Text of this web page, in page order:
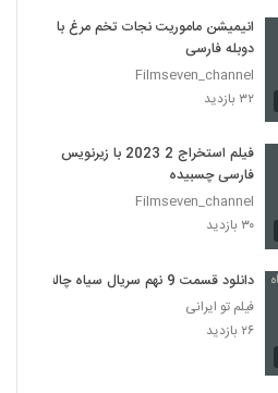
انیمیشن ماموریت نجات تخم مرغ با
دوبله فارسی
Filmseven_channel
۳۲ بازدید
فیلم استخراج 2 2023 با زیرنویس
فارسی چسبیده
Filmseven_channel
۳۰ بازدید
دانلود قسمت 9 نهم سریال سیاه چاله
فیلم تو ایرانی
۲۶ بازدید